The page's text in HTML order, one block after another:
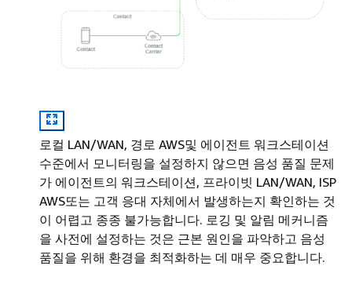
로컬 LAN/WAN, 경로 AWS및 에이전트 워크스테이션
수준에서 모니터링을 설정하지 않으면 음성 품질 문제
가 에이전트의 워크스테이션, 프라이빗 LAN/WAN, ISP
AWS또는 고객 응대 자체에서 발생하는지 확인하는 것
이 어렵고 종종 불가능합니다. 로깅 및 알림 메커니즘
을 사전에 설정하는 것은 근본 원인을 파악하고 음성
품질을 위해 환경을 최적화하는 데 매우 중요합니다.